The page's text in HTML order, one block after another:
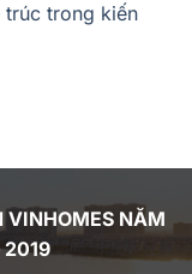
trúc trong kiến
VINHOMES NĂM
2019